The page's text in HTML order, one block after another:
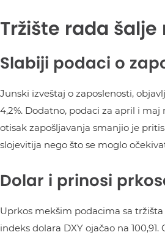
Tržište rada
Slabiji podaci o
Junski izveštaj o zaposlenosti,
4,2%. Dodatno, podaci za april i
otisak zapošljavanja smanjio je
slojevitija nego što se moglo
Dolar i prinosi
Uprkos mekšim podacima sa
indeks dolara DXY ojačao na